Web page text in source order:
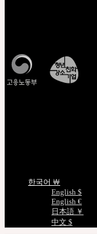
한국어 ￦
English $
English €
日本語 ￥
中文 $